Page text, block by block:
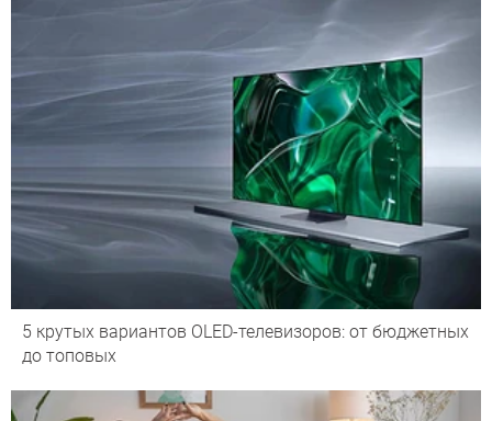
5 крутых вариантов OLED-телевизоров: от бюджетных
до топовых